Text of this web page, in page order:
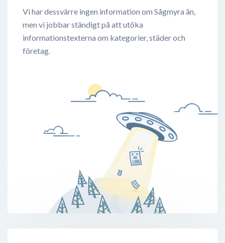
Vi har dessvärre ingen information om Sågmyra än,
men vi jobbar ständigt på att utöka
informationstexterna om kategorier, städer och
företag.